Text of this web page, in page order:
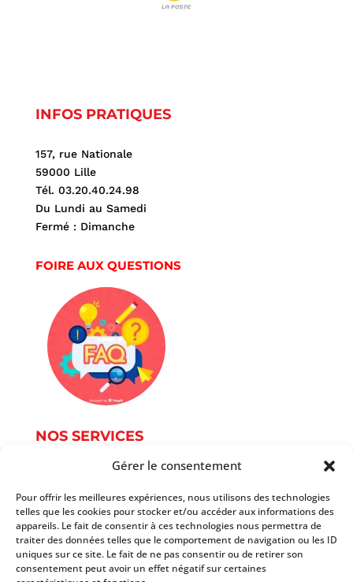
Gérer le consentement
Pour offrir les meilleures expériences, nous utilisons des technologies
telles que les cookies pour stocker et/ou accéder aux informations des
appareils. Le fait de consentir à ces technologies nous permettra de
traiter des données telles que le comportement de navigation ou les ID
uniques sur ce site. Le fait de ne pas consentir ou de retirer son
consentement peut avoir un effet négatif sur certaines
INFOS PRATIQUES
157, rue Nationale
59000 Lille
Tél. 03.20.40.24.98
Du Lundi au Samedi
Fermé : Dimanche
FOIRE AUX QUESTIONS
NOS SERVICES
Services informatique
Services du document
Autres services
Tarifs